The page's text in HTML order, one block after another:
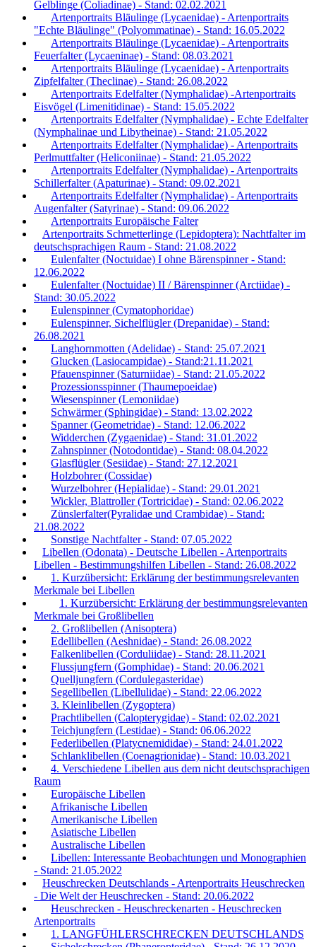
Gelblinge (Coliadinae) - Stand: 02.02.2021
Artenportraits Bläulinge (Lycaenidae) - Artenportraits
"Echte Bläulinge" (Polyommatinae) - Stand: 16.05.2022
Artenportraits Bläulinge (Lycaenidae) - Artenportraits
Feuerfalter (Lycaeninae) - Stand: 08.03.2021
Artenportraits Bläulinge (Lycaenidae) - Artenportraits
Zipfelfalter (Theclinae) - Stand: 26.08.2022
Artenportraits Edelfalter (Nymphalidae) -Artenportraits
Eisvögel (Limenitidinae) - Stand: 15.05.2022
Artenportraits Edelfalter (Nymphalidae) - Echte Edelfalter
(Nymphalinae und Libytheinae) - Stand: 21.05.2022
Artenportraits Edelfalter (Nymphalidae) - Artenportraits
Perlmuttfalter (Heliconiinae) - Stand: 21.05.2022
Artenportraits Edelfalter (Nymphalidae) - Artenportraits
Schillerfalter (Apaturinae) - Stand: 09.02.2021
Artenportraits Edelfalter (Nymphalidae) - Artenportraits
Augenfalter (Satyrinae) - Stand: 09.06.2022
Artenportraits Europäische Falter
Artenportraits Schmetterlinge (Lepidoptera): Nachtfalter im
deutschsprachigen Raum - Stand: 21.08.2022
Eulenfalter (Noctuidae) I ohne Bärenspinner - Stand:
12.06.2022
Eulenfalter (Noctuidae) II / Bärenspinner (Arctiidae) -
Stand: 30.05.2022
Eulenspinner (Cymatophoridae)
Eulenspinner, Sichelflügler (Drepanidae) - Stand:
26.08.2021
Langhornmotten (Adelidae) - Stand: 25.07.2021
Glucken (Lasiocampidae) - Stand:21.11.2021
Pfauenspinner (Saturniidae) - Stand: 21.05.2022
Prozessionsspinner (Thaumepoeidae)
Wiesenspinner (Lemoniidae)
Schwärmer (Sphingidae) - Stand: 13.02.2022
Spanner (Geometridae) - Stand: 12.06.2022
Widderchen (Zygaenidae) - Stand: 31.01.2022
Zahnspinner (Notodontidae) - Stand: 08.04.2022
Glasflügler (Sesiidae) - Stand: 27.12.2021
Holzbohrer (Cossidae)
Wurzelbohrer (Hepialidae) - Stand: 29.01.2021
Wickler, Blattroller (Tortricidae) - Stand: 02.06.2022
Zünslerfalter(Pyralidae und Crambidae) - Stand:
21.08.2022
Sonstige Nachtfalter - Stand: 07.05.2022
Libellen (Odonata) - Deutsche Libellen - Artenportraits
Libellen - Bestimmungshilfen Libellen - Stand: 26.08.2022
1. Kurzübersicht: Erklärung der bestimmungsrelevanten
Merkmale bei Libellen
1. Kurzübersicht: Erklärung der bestimmungsrelevanten
Merkmale bei Großlibellen
2. Großlibellen (Anisoptera)
Edellibellen (Aeshnidae) - Stand: 26.08.2022
Falkenlibellen (Corduliidae) - Stand: 28.11.2021
Flussjungfern (Gomphidae) - Stand: 20.06.2021
Quelljungfern (Cordulegasteridae)
Segellibellen (Libellulidae) - Stand: 22.06.2022
3. Kleinlibellen (Zygoptera)
Prachtlibellen (Calopterygidae) - Stand: 02.02.2021
Teichjungfern (Lestidae) - Stand: 06.06.2022
Federlibellen (Platycnemididae) - Stand: 24.01.2022
Schlanklibellen (Coenagrionidae) - Stand: 10.03.2021
4. Verschiedene Libellen aus dem nicht deutschsprachigen
Raum
Europäische Libellen
Afrikanische Libellen
Amerikanische Libellen
Asiatische Libellen
Australische Libellen
Libellen: Interessante Beobachtungen und Monographien
- Stand: 21.05.2022
Heuschrecken Deutschlands - Artenportraits Heuschrecken
- Die Welt der Heuschrecken - Stand: 20.06.2022
Heuschrecken - Heuschreckenarten - Heuschrecken
Artenportraits
1. LANGFÜHLERSCHRECKEN DEUTSCHLANDS